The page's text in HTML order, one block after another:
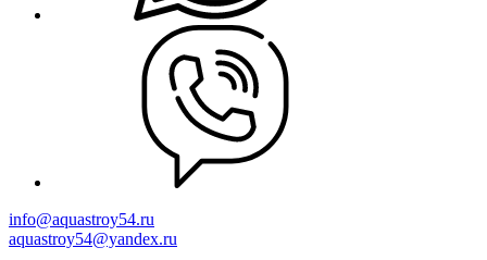
info@aquastroy54.ru
aquastroy54@yandex.ru